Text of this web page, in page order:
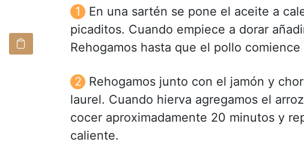
En una sartén se pone el aceite a
picaditos. Cuando empiece a dorar
Rehogamos hasta que el pollo comience
Rehogamos junto con el jamón y
laurel. Cuando hierva agregamos el
cocer aproximadamente 20 minutos y
caliente.